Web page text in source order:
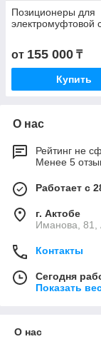
Позиционеры для
электромуфтовой
от 155 000 ₸
Купить
О нас
Рейтинг не
Менее 5
Работает с
г. Актобе
Иманова, 81,
Контакты
Сегодня
Показать
О нас